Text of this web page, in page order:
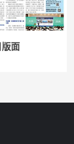
版面